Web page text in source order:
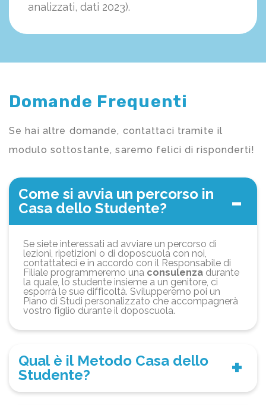
analizzati, dati 2023).
Domande Frequenti
Se hai altre domande, contattaci tramite il
modulo sottostante, saremo felici di risponderti!
Come si avvia un percorso in
Casa dello Studente?
Se siete interessati ad avviare un percorso di
lezioni, ripetizioni o di doposcuola con noi,
contattateci e in accordo con il Responsabile di
Filiale programmeremo una consulenza durante
la quale, lo studente insieme a un genitore, ci
esporrà le sue difficoltà. Svilupperemo poi un
Piano di Studi personalizzato che accompagnerà
vostro figlio durante il doposcuola.
Qual è il Metodo Casa dello
Studente?